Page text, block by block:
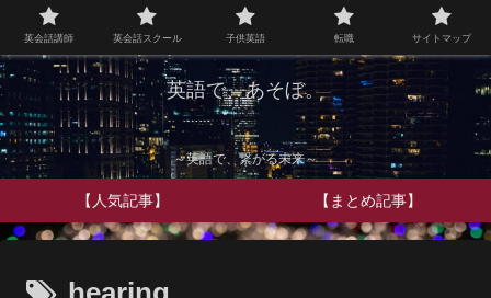
英語で、あそぼ。
～英語で、繋がる未来～
【人気記事】 【まとめ記事】
英会話講師 英会話スクール 子供英語 転職 サイトマップ